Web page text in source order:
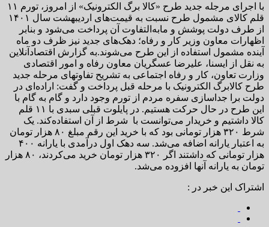
با اجرای مرجله جدید طرح «کالا برگ الکترونیک» از امروز، تورم ۱۱
قلم کالای مشمول طرح نسبت به قیمت‌های اردیبهشت سال ۱۴۰۱
از طرف دولت پوشش و مابه‌التفاوت آن پرداخت می‌شود و بنابر
اظهارات معاون وزیر کار و رفاه؛ دهک‌های جدید نیز ظرف دو ماه
آینده مشمول استفاده از این طرح می‌شوند.به گزارش اقتصادآنلاین
به نقل از ایسنا، علیرضا عسگریان معاون رفاه و امور اقتصادی
وزارت تعاون، کار و رفاه اجتماعی به تشریح تفاوتهای مرحله جدید
طرح کالابرگ الکترونیک با مرحله قبل پرداخت و گفت: اراده‌ای در
دولت برا جداسازی سفره مردم از تورم وجود دارد و گام به گام با
این طرح در حال حرکت هستیم. در پایلوت قبلی سبدی با ۱۱ قلم
کالا داشتیم و خریدار می‌توانست با شرط از آن استفاده‌کند. یک
شرط ۳۲۰ هزار تومانی بود که با خرید این رقم مبلغ ۸۰ هزار تومان
به اعتبار یارانه اضافه می‌شد. سه دهک اول درآمدی با یارانه ۴۰۰
هزار تومانی که داشتند اگر ۳۲۰ هزار تومان خرید می‌کردند، ۸۰ هزار
تومان به یارانه آنها افزوده می‌شد.
اشتراک این خبر در :